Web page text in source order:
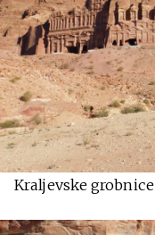
Kraljevske grobnice